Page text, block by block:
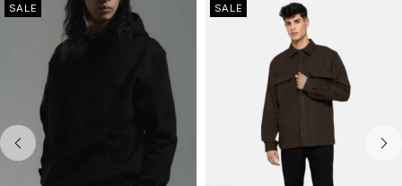
SALE SALE